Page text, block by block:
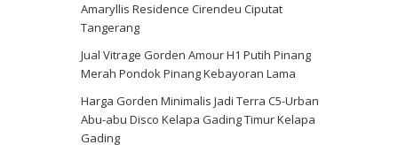
Amaryllis Residence Cirendeu Ciputat
Tangerang
Jual Vitrage Gorden Amour H1 Putih Pinang
Merah Pondok Pinang Kebayoran Lama
Harga Gorden Minimalis Jadi Terra C5-Urban
Abu-abu Disco Kelapa Gading Timur Kelapa
Gading